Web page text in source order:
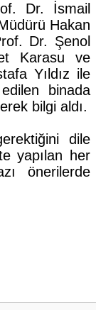
Dr. İsmail
Hakan
Dr. Şenol
Karasu ve
Yıldız ile
binada
bilgi aldı.
dile
yapılan her
önerilerde